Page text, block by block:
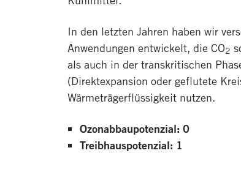
In den letzten Jahren haben wir
Anwendungen entwickelt, die CO2
als auch in der transkritischen
(Direktexpansion oder geflutete
Wärmeträgerflüssigkeit nutzen.
Ozonabbaupotenzial: 0
Treibhauspotenzial: 1